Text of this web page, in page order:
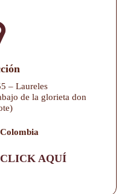
– Laureles
de la glorieta don
CLICK AQUÍ